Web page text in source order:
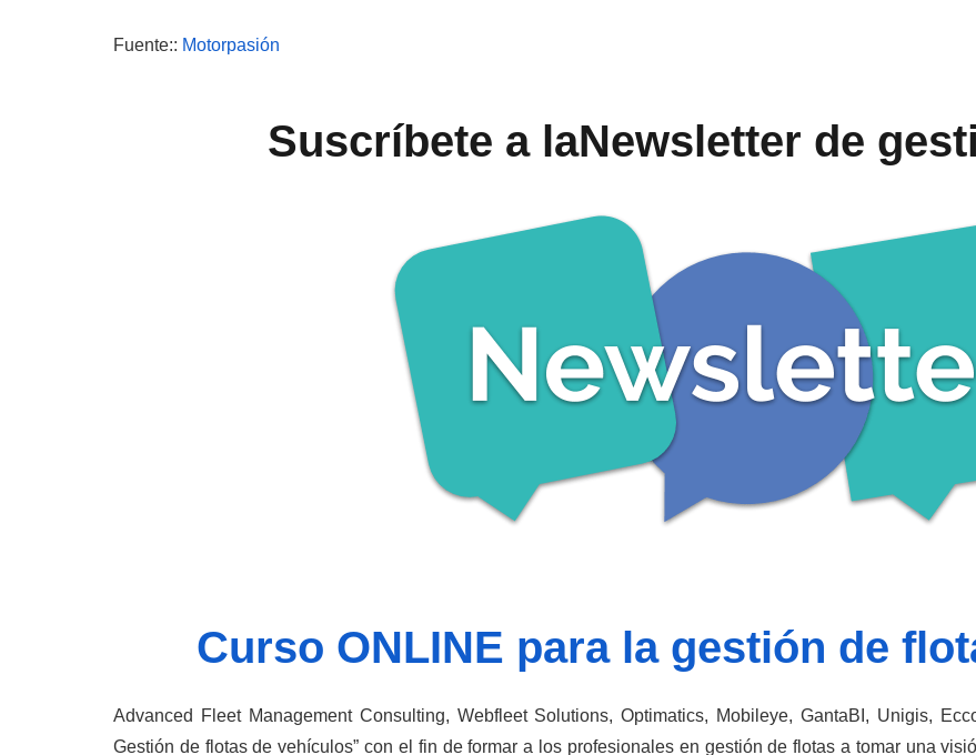
Fuente:: Motorpasión
Suscríbete a laNewsletter de
Curso ONLINE para la gestión de
Advanced Fleet Management Consulting, Webfleet Solutions, Optimatics, Mobileye, GantaBI, Unigis,
Gestión de flotas de vehículos” con el fin de formar a los profesionales en gestión de flotas a tomar una